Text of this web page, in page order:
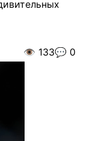
👁️ 133💬 0